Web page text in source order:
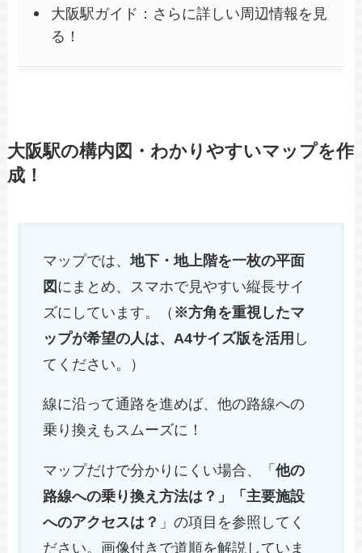
大阪駅ガイド：さらに詳しい周辺情報を見
る！
大阪駅の構内図・わかりやすいマップを作
成！
マップでは、地下・地上階を一枚の平面
図 にまとめ、スマホで見やすい縦長サイ
ズにしています。（ ※方角を重視したマ
ップが希望の人は、A4サイズ版を活用 し
てください。）
線に沿って通路を進めば、他の路線への
乗り換えもスムーズに！
マップだけで分かりにくい場合、「他の
路線への乗り換え方法は？」「主要施設
へのアクセスは？ 」の項目を参照してく
ださい。画像付きで道順を解説していま